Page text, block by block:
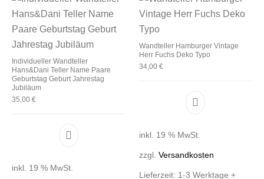
Individueller Wandteller
Hans&Dani Teller Name Paare
Geburtstag Geburt Jahrestag
Jubiläum
35,00€
inkl. 19 % MwSt.
Wandteller Hamburger Vintage
Herr Fuchs Deko Typo
34,00 €
inkl. 19 % MwSt.
zzgl. Versandkosten
Lieferzeit: 1-3 Werktage +